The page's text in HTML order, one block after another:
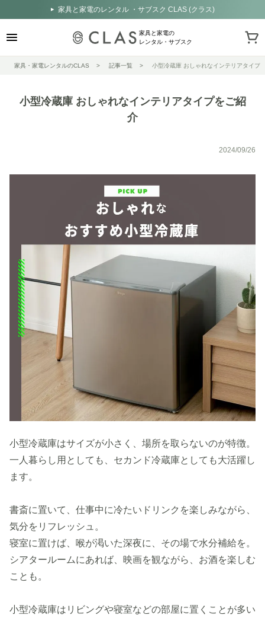
家具と家電のレンタル ・サブスク CLAS (クラス)
家具と家電の
レンタル・サブスク
家具・家電レンタルのCLAS 記事一覧 小型冷蔵庫 おしゃれなインテリアタイプ
小型冷蔵庫 おしゃれなインテリアタイプをご紹
介
2024/09/26
小型冷蔵庫はサイズが小さく、場所を取らないのが特徴。
一人暮らし用としても、セカンド冷蔵庫としても大活躍し
ます。
書斎に置いて、仕事中に冷たいドリンクを楽しみながら、
気分をリフレッシュ。
寝室に置けば、喉が渇いた深夜に、その場で水分補給を。
シアタールームにあれば、映画を観ながら、お酒を楽しむ
ことも。
小型冷蔵庫はリビングや寝室などの部屋に置くことが多い